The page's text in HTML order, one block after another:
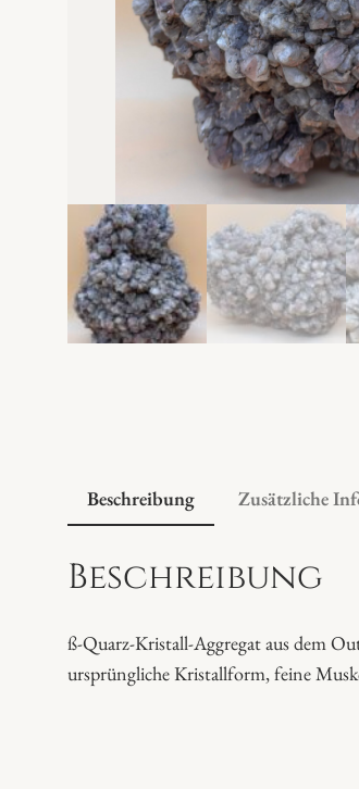
Beschreibung Zusätzliche
Beschreibung
ß-Quarz-Kristall-Aggregat aus dem
ursprüngliche Kristallform, feine